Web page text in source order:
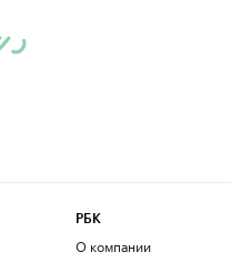
РБК
О компании